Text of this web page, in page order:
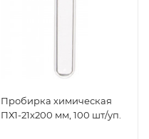
Пробирка химическая
ПХ1-21х200 мм, 100 шт/уп.